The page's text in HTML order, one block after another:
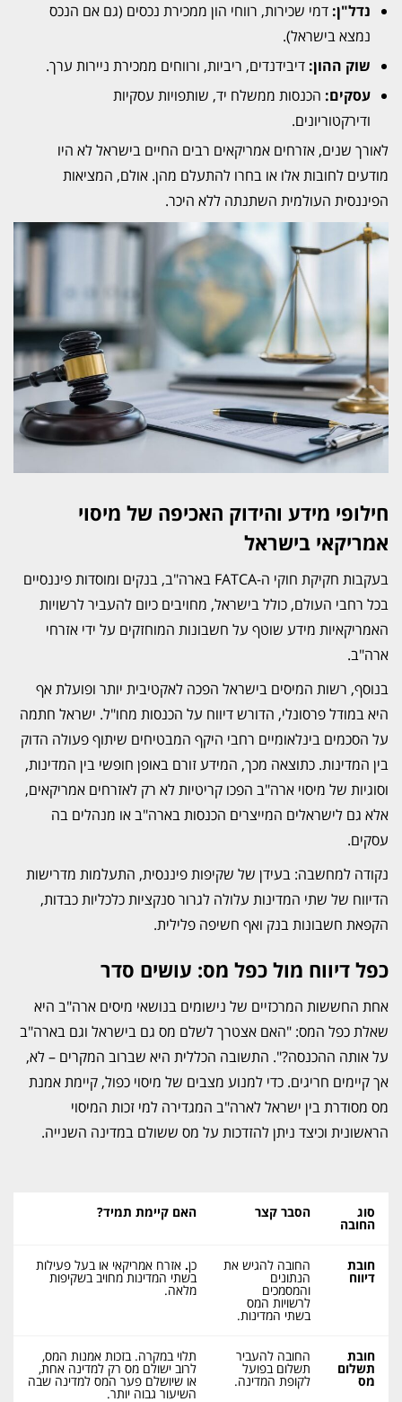
נדל"ן: דמי שכירות, רווחי הון ממכירת נכסים (גם אם הנכס
נמצא בישראל).
שוק ההון: דיבידנדים, ריביות, ורווחים ממכירת ניירות ערך.
עסקים: הכנסות ממשלח יד, שותפויות עסקיות
ודירקטוריונים.
לאורך שנים, אזרחים אמריקאים רבים החיים בישראל לא היו
מודעים לחובות אלו או בחרו להתעלם מהן. אולם, המציאות
הפיננסית העולמית השתנתה ללא היכר.
חילופי מידע והידוק האכיפה של מיסוי
אמריקאי בישראל
בעקבות חקיקת חוקי ה-FATCA בארה"ב, בנקים ומוסדות פיננסיים
בכל רחבי העולם, כולל בישראל, מחויבים כיום להעביר לרשויות
האמריקאיות מידע שוטף על חשבונות המוחזקים על ידי אזרחי
ארה"ב.
בנוסף, רשות המיסים בישראל הפכה לאקטיבית יותר ופועלת אף
היא במודל פרסונלי, הדורש דיווח על הכנסות מחו"ל. ישראל חתמה
על הסכמים בינלאומיים רחבי היקף המבטיחים שיתוף פעולה הדוק
בין המדינות. כתוצאה מכך, המידע זורם באופן חופשי בין המדינות,
וסוגיות של מיסוי ארה"ב הפכו קריטיות לא רק לאזרחים אמריקאים,
אלא גם לישראלים המייצרים הכנסות בארה"ב או מנהלים בה
עסקים.
נקודה למחשבה: בעידן של שקיפות פיננסית, התעלמות מדרישות
הדיווח של שתי המדינות עלולה לגרור סנקציות כלכליות כבדות,
הקפאת חשבונות בנק ואף חשיפה פלילית.
כפל דיווח מול כפל מס: עושים סדר
אחת החששות המרכזיים של נישומים בנושאי מיסים ארה"ב היא
שאלת כפל המס: "האם אצטרך לשלם מס גם בישראל וגם בארה"ב
על אותה ההכנסה?". התשובה הכללית היא שברוב המקרים – לא,
אך קיימים חריגים. כדי למנוע מצבים של מיסוי כפול, קיימת אמנת
מס מסודרת בין ישראל לארה"ב המגדירה למי זכות המיסוי
הראשונית וכיצד ניתן להזדכות על מס ששולם במדינה השנייה.
סוג
החובה
הסבר קצר האם קיימת תמיד?
חובת
דיווח
החובה להגיש את
הנתונים
והמסמכים
לרשויות המס
בשתי המדינות.
כן. אזרח אמריקאי או בעל פעילות
בשתי המדינות מחויב בשקיפות
מלאה.
חובת
תשלום
מס
החובה להעביר
תשלום בפועל
לקופת המדינה.
תלוי במקרה. בזכות אמנות המס,
לרוב ישולם מס רק למדינה אחת,
או שיושלם פער המס למדינה שבה
השיעור גבוה יותר.